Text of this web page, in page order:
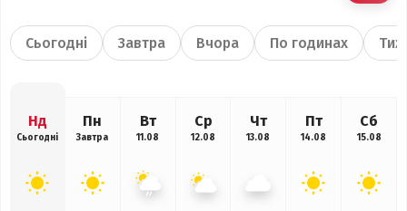
Сьогодні Завтра Вчора По годинах
Нд
Сьогодні
Пн
Завтра
Вт
11.08
Ср
12.08
Чт
13.08
Пт
14.08
Сб
15.08